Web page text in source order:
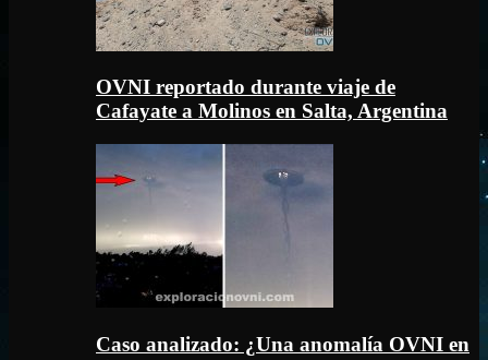
OVNI reportado durante viaje de
Cafayate a Molinos en Salta, Argentina
Caso analizado: ¿Una anomalía OVNI en